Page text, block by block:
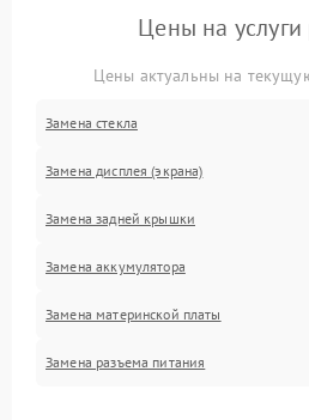
Цены на
Цены актуальны на
Замена стекла
Замена дисплея (экрана)
Замена задней крышки
Замена аккумулятора
Замена материнской платы
Замена разъема питания